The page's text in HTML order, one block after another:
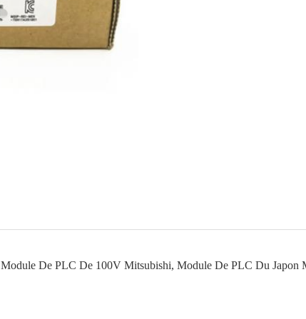
Module De PLC De 100V Mitsubishi, Module De PLC Du Japon